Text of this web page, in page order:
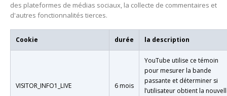
des plateformes de médias sociaux, la collecte de commentaires et
d'autres fonctionnalités tierces.
Cookie durée la description
VISITOR_INFO1_LIVE 6 mois
YouTube utilise ce témoin
pour mesurer la bande
passante et déterminer si
l’utilisateur obtient la